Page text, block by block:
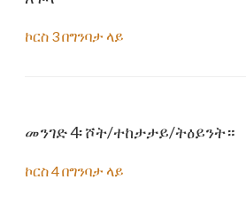
ኮርስ 3 በግንባታ ላይ
መንገድ 4፡ ሾት/ተከታታይ/ትዕይንት።
ኮርስ 4 በግንባታ ላይ